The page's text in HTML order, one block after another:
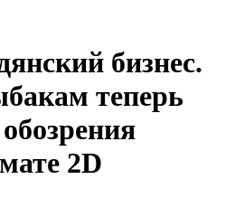
бизнес.
теперь
2D